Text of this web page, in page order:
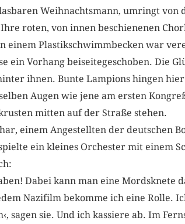
Weihnachtsmann, umringt von
roten, von innen beschienenen
einem Plastikschwimmbecken war
ein Vorhang beiseitegeschoben. Die
ihnen. Bunte Lampions hingen
Augen wie jene am ersten
mitten auf der Straße stehen.
einem Angestellten der deutschen
ein kleines Orchester mit einem
Dabei kann man eine Mordsknete
Nazifilm bekomme ich eine Rolle.
sagen sie. Und ich kassiere ab. Im